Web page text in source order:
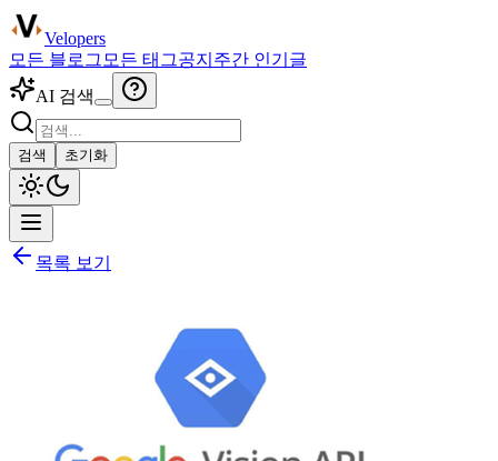
Velopers
모든 블로그 모든 태그공지 주간 인기글
AI 검색
검색 초기화
목록 보기